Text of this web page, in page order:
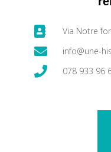
Via Notre
info@une-
078 933 96